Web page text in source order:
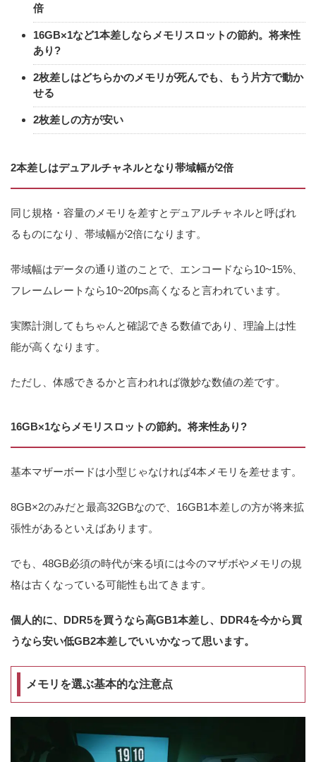
倍
16GB×1など1本差しならメモリスロットの節約。将来性
あり?
2枚差しはどちらかのメモリが死んでも、もう片方で動か
せる
2枚差しの方が安い
2本差しはデュアルチャネルとなり帯域幅が2倍
同じ規格・容量のメモリを差すとデュアルチャネルと呼ばれ
るものになり、帯域幅が2倍になります。
帯域幅はデータの通り道のことで、エンコードなら10~15%、
フレームレートなら10~20fps高くなると言われています。
実際計測してもちゃんと確認できる数値であり、理論上は性
能が高くなります。
ただし、体感できるかと言われれば微妙な数値の差です。
16GB×1ならメモリスロットの節約。将来性あり?
基本マザーボードは小型じゃなければ4本メモリを差せます。
8GB×2のみだと最高32GBなので、16GB1本差しの方が将来拡
張性があるといえばあります。
でも、48GB必須の時代が来る頃には今のマザボやメモリの規
格は古くなっている可能性も出てきます。
個人的に、DDR5を買うなら高GB1本差し、DDR4を今から買
うなら安い低GB2本差しでいいかなって思います。
メモリを選ぶ基本的な注意点